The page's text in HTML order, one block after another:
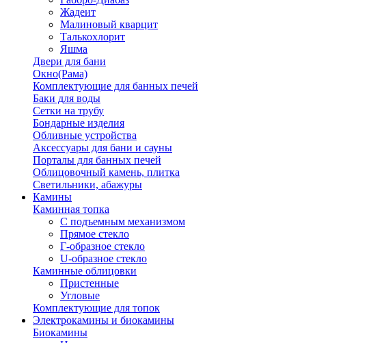
Жадеит
Малиновый кварцит
Талькохлорит
Яшма
Двери для бани
Окно(Рама)
Комплектующие для банных печей
Баки для воды
Сетки на трубу
Бондарные изделия
Обливные устройства
Аксессуары для бани и сауны
Порталы для банных печей
Облицовочный камень, плитка
Светильники, абажуры
Камины
Каминная топка
С подъемным механизмом
Прямое стекло
Г-образное стекло
U-образное стекло
Каминные облицовки
Пристенные
Угловые
Комплектующие для топок
Электрокамины и биокамины
Биокамины